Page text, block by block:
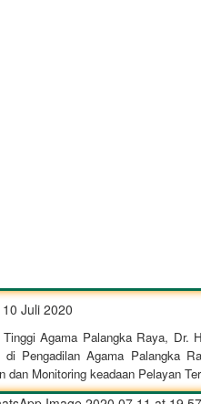
Juli 2020
Tinggi Agama Palangka Raya,
Pengadilan Agama Palangka
dan Monitoring keadaan Pelayan